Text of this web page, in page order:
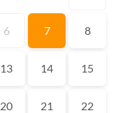
6 7 8
13 14 15
20 21 22